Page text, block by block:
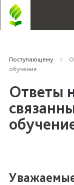
Поступающему
обучение
Ответы